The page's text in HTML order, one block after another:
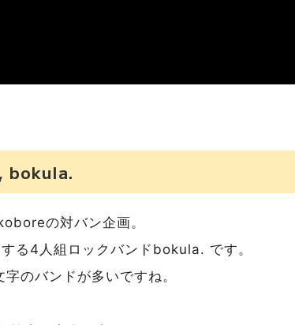
の対バン企画。
る4人組ロックバンドbokula. です。
のバンドが多いですね。